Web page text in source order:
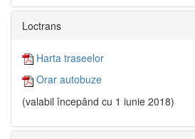
Loctrans
Harta traseelor
Orar autobuze
(valabil începând cu 1 iunie 2018)